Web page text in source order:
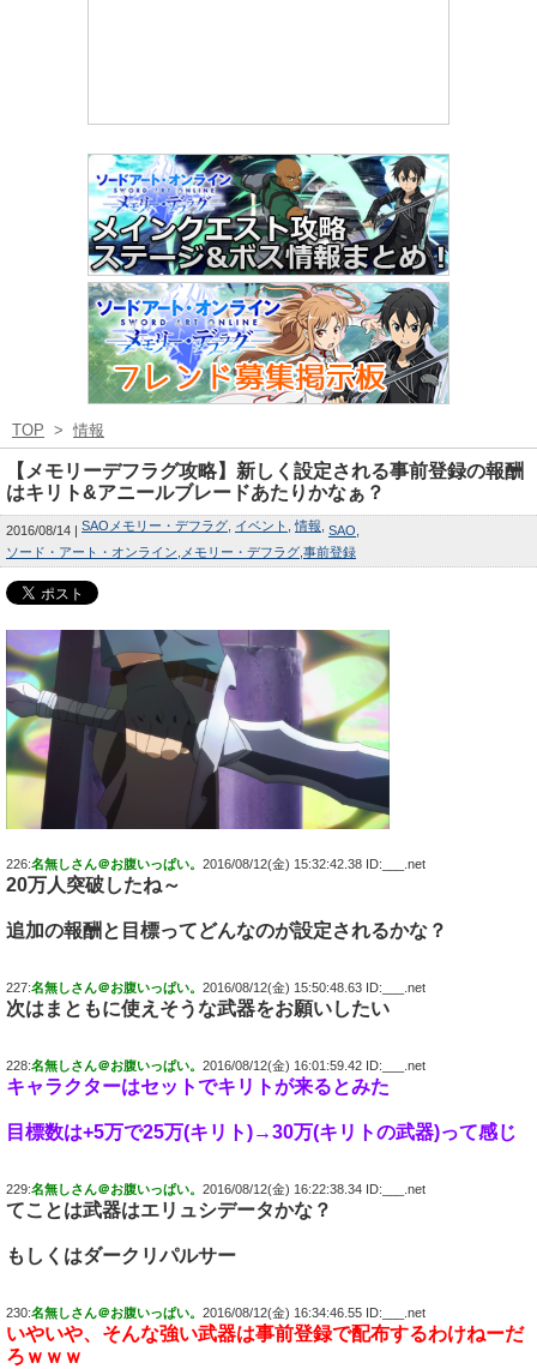
TOP > 情報
【メモリーデフラグ攻略】新しく設定される事前登録の報酬
はキリト&アニールブレードあたりかなぁ？
2016/08/14 SAOメモリー・デフラグ イベント 情報 SAO
ソード・アート・オンライン メモリー・デフラグ 事前登録
226:名無しさん＠お腹いっぱい。 2016/08/12(金) 15:32:42.38 ID:___.net
20万人突破したね～
追加の報酬と目標ってどんなのが設定されるかな？
227:名無しさん＠お腹いっぱい。 2016/08/12(金) 15:50:48.63 ID:___.net
次はまともに使えそうな武器をお願いしたい
228:名無しさん＠お腹いっぱい。 2016/08/12(金) 16:01:59.42 ID:___.net
キャラクターはセットでキリトが来るとみた
目標数は+5万で25万(キリト)→30万(キリトの武器)って感じ
229:名無しさん＠お腹いっぱい。 2016/08/12(金) 16:22:38.34 ID:___.net
てことは武器はエリュシデータかな？
もしくはダークリパルサー
230:名無しさん＠お腹いっぱい。 2016/08/12(金) 16:34:46.55 ID:___.net
いやいや、そんな強い武器は事前登録で配布するわけねーだ
ろｗｗｗ